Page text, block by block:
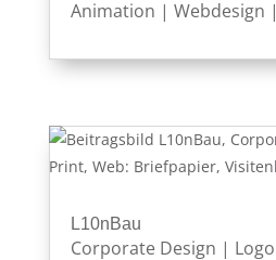
Animation | Webdesign |
L10nBau
Corporate Design | Logo